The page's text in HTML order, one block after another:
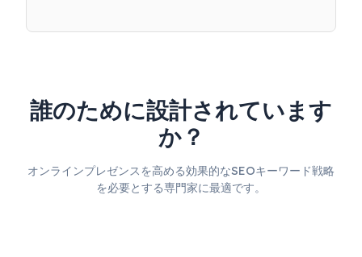
誰のために設計されています
か？
オンラインプレゼンスを高める効果的なSEOキーワード戦略
を必要とする専門家に最適です。